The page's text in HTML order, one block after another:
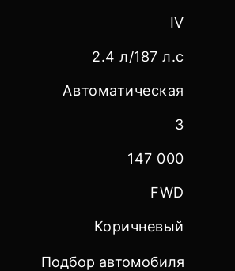
IV
2.4 л/187 л.с
Автоматическая
3
147 000
FWD
Коричневый
Подбор автомобиля